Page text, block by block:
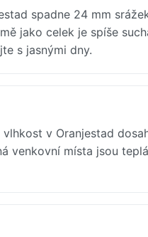
spadne 24 mm
jako celek je spíše
s jasnými dny.
v Oranjestad
venkovní místa jsou